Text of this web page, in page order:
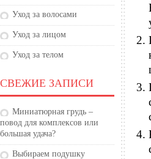
Уход за волосами
Уход за лицом
Уход за телом
СВЕЖИЕ ЗАПИСИ
Миниатюрная грудь –
повод для комплексов или
большая удача?
Выбираем подушку